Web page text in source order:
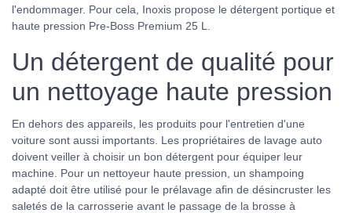
l'endommager. Pour cela, Inoxis propose le détergent portique et
haute pression Pre-Boss Premium 25 L.
Un détergent de qualité pour
un nettoyage haute pression
En dehors des appareils, les produits pour l'entretien d'une
voiture sont aussi importants. Les propriétaires de lavage auto
doivent veiller à choisir un bon détergent pour équiper leur
machine. Pour un nettoyeur haute pression, un shampoing
adapté doit être utilisé pour le prélavage afin de désincruster les
saletés de la carrosserie avant le passage de la brosse à